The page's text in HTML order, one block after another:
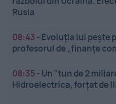
Rusia
08:43 - Evoluția lui pește
profesorul de „finanțe
08:35 - Un "tun de 2
Hidroelectrica, forțat de